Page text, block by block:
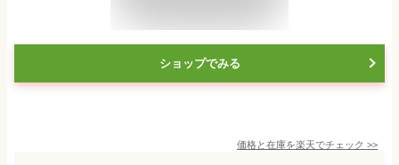
ショップでみる
価格と在庫を楽天でチェック >>